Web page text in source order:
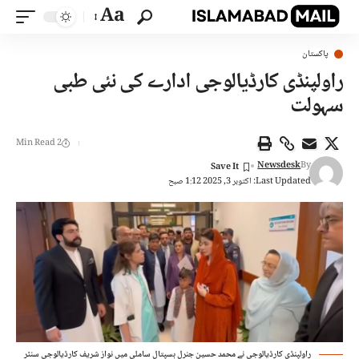
Aa
پاکستان
راولپنڈی کارڈیالوجی ادارے کی نئی طبی
سہولت
Last Updated: اکتوبر 3, 2025 1:12 صبح
By
Newsdesk
2 Min Read
راولپنڈی کارڈیالوجی نے محمد حسین جنرل ہسپتال ساملی میں نواز شریف کارڈیالوجی سنٹر